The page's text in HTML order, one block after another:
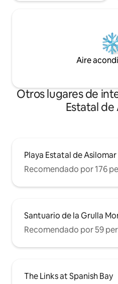
Aire
Otros lugares de
Estatal de
Playa Estatal de Asilomar
Recomendado por 176
Santuario de la Grulla
Recomendado por 59
The Links at Spanish Bay